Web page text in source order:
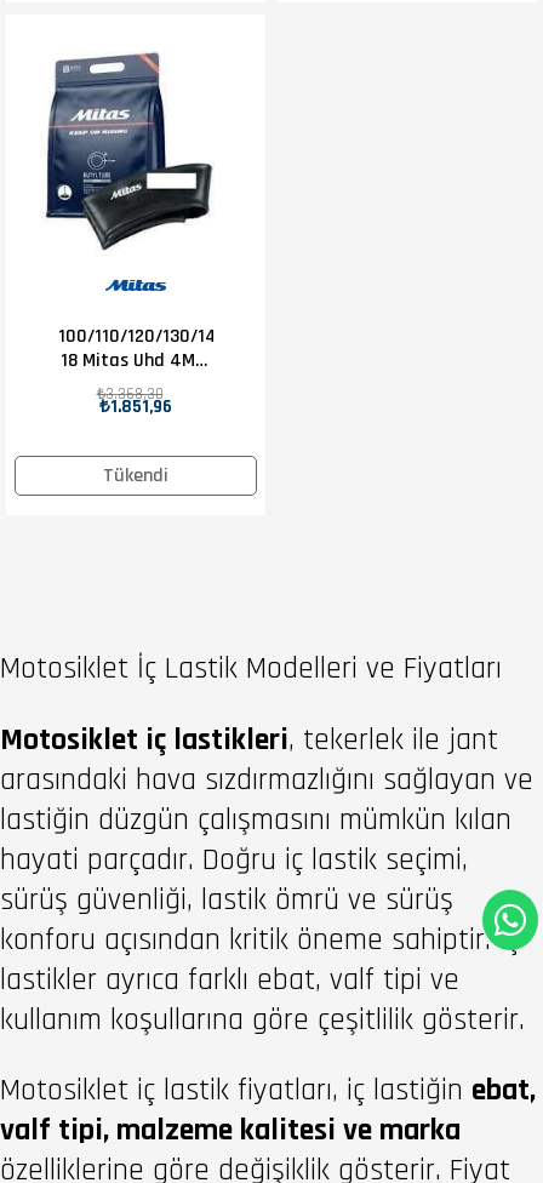
Tükendi
100/110/120/130/140-
18 Mitas Uhd 4Mm
Arka İç Lastik
₺1.851,96
₺3.368,30
Motosiklet İç Lastik Modelleri ve Fiyatları
Motosiklet iç lastikleri, tekerlek ile jant
arasındaki hava sızdırmazlığını sağlayan ve
lastiğin düzgün çalışmasını mümkün kılan
hayati parçadır. Doğru iç lastik seçimi,
sürüş güvenliği, lastik ömrü ve sürüş
konforu açısından kritik öneme sahiptir. İç
lastikler ayrıca farklı ebat, valf tipi ve
kullanım koşullarına göre çeşitlilik gösterir.
Motosiklet iç lastik fiyatları, iç lastiğin ebat,
valf tipi, malzeme kalitesi ve marka
özelliklerine göre değişiklik gösterir. Fiyat